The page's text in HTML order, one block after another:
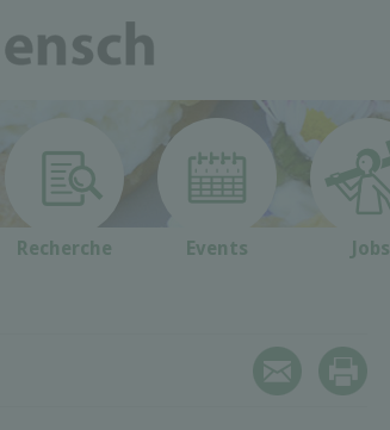
Recherche Events Jobs